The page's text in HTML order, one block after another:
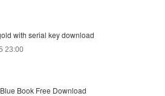
with serial key download
23:00
Book Free Download